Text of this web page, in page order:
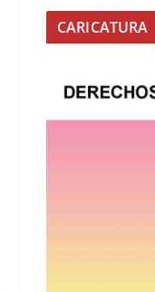
CARICATURA